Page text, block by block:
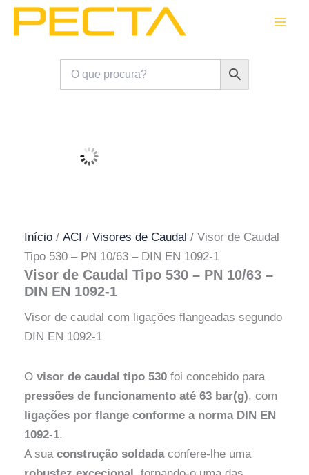
Skip
Início / ACI / Visores de Caudal / Visor de Caudal
Tipo 530 – PN 10/63 – DIN EN 1092-1
Visor de Caudal Tipo 530 – PN 10/63 –
DIN EN 1092-1
Visor de caudal com ligações flangeadas segundo
DIN EN 1092-1
O visor de caudal tipo 530 foi concebido para
pressões de funcionamento até 63 bar(g), com
ligações por flange conforme a norma DIN EN
1092-1.
A sua construção soldadaconfere-lhe uma